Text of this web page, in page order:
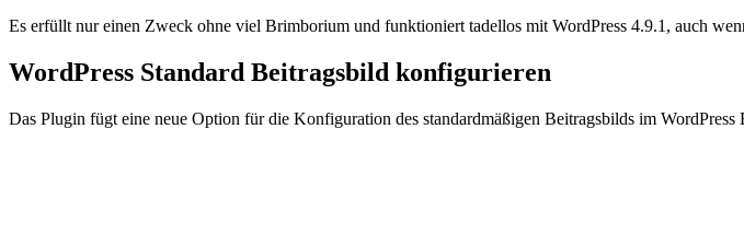
Es erfüllt nur einen Zweck ohne viel Brimborium und funktioniert tadellos mit WordPress 4.9.1, auch
WordPress Standard Beitragsbild konfigurieren
Das Plugin fügt eine neue Option für die Konfiguration des standardmäßigen Beitragsbilds im WordPress